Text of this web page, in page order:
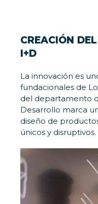
CREACIÓN
I+D
La innovación es
fundacionales de
del departamento
Desarrollo marca
diseño de
únicos y disruptivos.